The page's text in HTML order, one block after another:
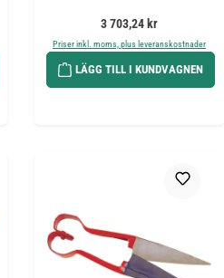
Ordinarie pris:
3 703,24 kr
Priser inkl. moms, plus leveranskostnader
LÄGG TILL I KUNDVAGNEN